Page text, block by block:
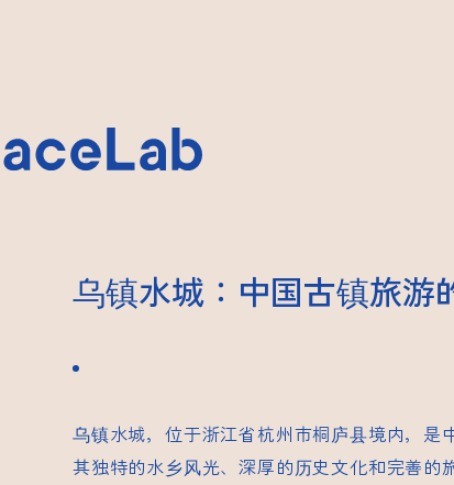
乌镇水城：中国古镇旅游
乌镇水城，位于浙江省杭州市桐庐县境内，是
其独特的水乡风光、深厚的历史文化和完善